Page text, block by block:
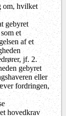
om, hvilket
gebyret
et
af et
jf. 2.
gebyret
eller
fordringen,
hovedkrav